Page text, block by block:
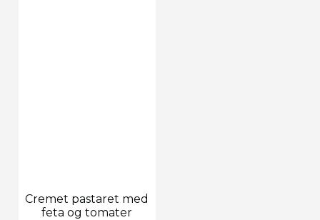
Cremet pastaret med
feta og tomater